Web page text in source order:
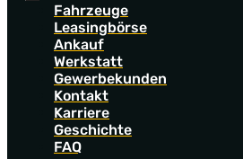
Fahrzeuge
Leasingbörse
Ankauf
Werkstatt
Gewerbekunden
Kontakt
Karriere
Geschichte
FAQ